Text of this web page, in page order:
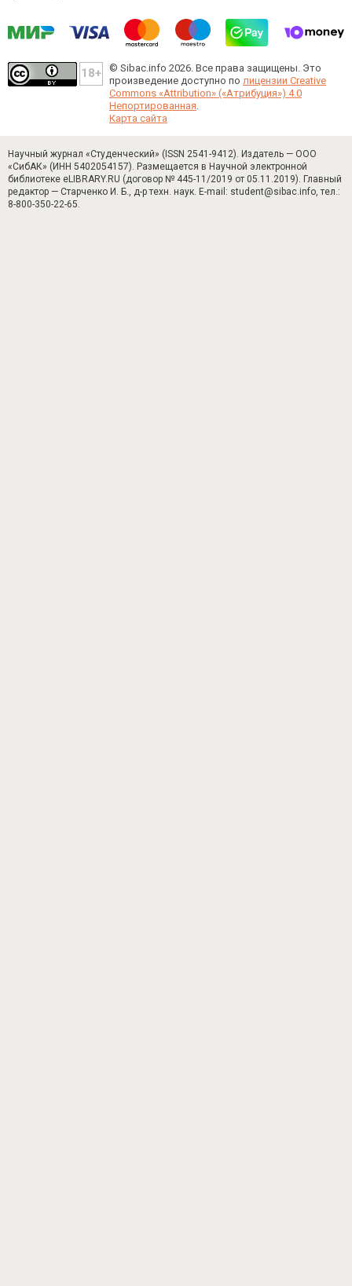
© Sibac.info 2026. Все права защищены. Это
произведение доступно по лицензии Creative
Commons «Attribution» («Атрибуция») 4.0
Непортированная
Карта сайта
Научный журнал «Студенческий» (ISSN 2541-9412). Издатель — ООО
«СибАК» (ИНН 5402054157). Размещается в Научной электронной
библиотеке eLIBRARY.RU (договор № 445-11/2019 от 05.11.2019). Главный
редактор — Старченко И. Б., д-р техн. наук. E-mail: student@sibac.info, тел.:
8-800-350-22-65.